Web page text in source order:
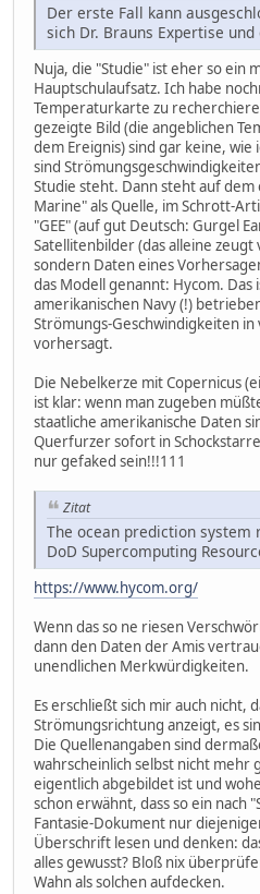
Der erste Fall kann
sich Dr. Brauns Expertise
Nuja, die "Studie" ist eher so ein
Hauptschulaufsatz. Ich habe
Temperaturkarte zu
gezeigte Bild (die angeblichen
dem Ereignis) sind gar keine, wie
sind
Studie steht. Dann steht auf dem
Marine" als Quelle, im Schrott-
"GEE" (auf gut Deutsch: Gurgel
Satellitenbilder (das alleine
sondern Daten eines
das Modell genannt: Hycom. Das
amerikanischen Navy (!)
Strömungs-Geschwindigkeiten
vorhersagt.
Die Nebelkerze mit Copernicus
ist klar: wenn man zugeben
staatliche amerikanische Daten
Querfurzer sofort in
nur gefaked sein!!!111
Zitat
The ocean prediction system
DoD Supercomputing
https://www.hycom.org/
Wenn das so ne riesen
dann den Daten der Amis
unendlichen Merkwürdigkeiten.
Es erschließt sich mir auch nicht,
Strömungsrichtung anzeigt, es
Die Quellenangaben sind
wahrscheinlich selbst nicht mehr
eigentlich abgebildet ist und
schon erwähnt, dass so ein nach
Fantasie-Dokument nur
Überschrift lesen und denken:
alles gewusst? Bloß nix
Wahn als solchen aufdecken.